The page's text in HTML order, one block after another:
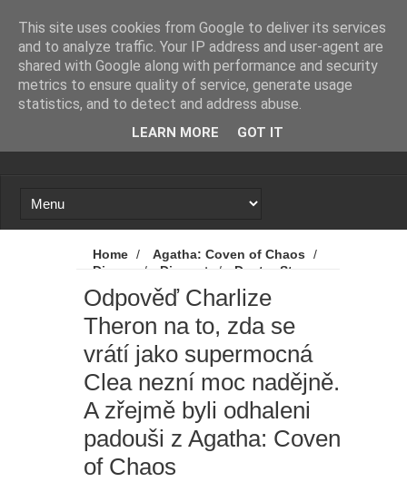
Loading...
Home / Agatha: Coven of Chaos
/
Disney
/ Disney+ /
Doctor Strange
in the Multiverse of Madness
Strange v mnohovesmíru šílenství
Charlize Theron / Marvel / MCU
Novinky
/
Odpověď Charlize Theron na
to, zda se vrátí jako supermocná Clea nezní
moc nadějně. A zřejmě byli odhaleni padouši
z Agatha: Coven of Chaos
Odpověď Charlize
Theron na to, zda se
vrátí jako supermocná
Clea nezní moc nadějně.
A zřejmě byli odhaleni
padouši z Agatha: Coven
of Chaos
This site uses cookies from Google to deliver its services
and to analyze traffic. Your IP address and user-agent are
shared with Google along with performance and security
metrics to ensure quality of service, generate usage
statistics, and to detect and address abuse.
LEARN MORE GOT IT